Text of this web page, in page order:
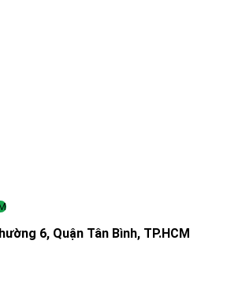
6, Quận Tân Bình, TP.HCM